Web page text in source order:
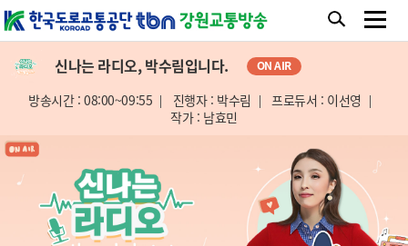
신나는 라디오, 박수림입니다. ON AIR
방송시간 : 08:00~09:55 진행자 : 박수림
프로듀서 : 이선영
작가 : 남효민